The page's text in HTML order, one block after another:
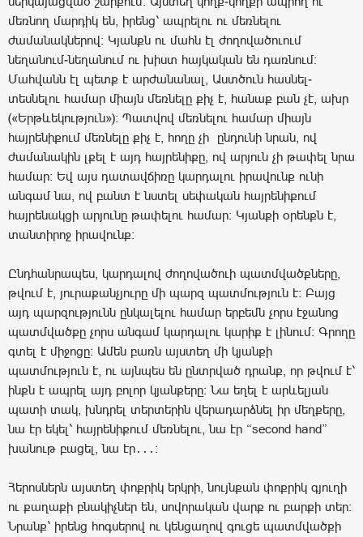
մեռնող մարդիկ են, իրենց՝ ապրելու ու մեռնելու
ժամանակներով։ Կյանքն ու մահն էլ ժողովածուում
նեղանում-նեղանում ու խիստ հայկական են դառնում։
Մահվանն էլ պետք է արժանանալ, Աստծուն հասնել-
տեսնելու համար միայն մեռնելը քիչ է, հանաք բան չէ, ախր
(«Երթևեկություն»)։ Պատվով մեռնելու համար միայն
հայրենիքում մեռնելը քիչ է, հողը չի ընդունի նրան, ով
ժամանակին լքել է այդ հայրենիքը, ով արյուն չի թափել նրա
համար։ Եվ այս դատավճիռը կարդալու իրավունք ունի
անգամ նա, ով բանտ է նստել սեփական հայրենիքում
հայրենակցի արյունը թափելու համար։ Կյանքի օրենքն է,
տանտիրոջ իրավունք։
Ընդհանրապես, կարդալով ժողովածուի պատմվածքները,
թվում է, յուրաքանչյուրը մի պարզ պատմություն է։ Բայց
այդ պարզությունն ընկալելու համար երբեմն չորս էջանոց
պատմվածքը չորս անգամ կարդալու կարիք է լինում։ Գրողը
գտել է միջոցը։ Ամեն բառն այստեղ մի կյանքի
պատմություն է, ու այնպես են ընտրված դրանք, որ թվում է՝
ինքն է ապրել այդ բոլոր կյանքերը։ Նա եղել է արևելյան
պատի տակ, խնդրել տերտերին վերադարձնել իր մեղքերը,
նա էր եկել՝ հայրենիքում մեռնելու, նա էր “second hand”
խանութ բացել, նա էր․․․։
Հերոսներն այստեղ փոքրիկ երկրի, նույնքան փոքրիկ գյուղի
ու քաղաքի բնակիչներ են, սովորական վարք ու բարքի տեր։
Նրանք՝ իրենց հոգսերով ու կենցաղով գուցե պատմվածքի